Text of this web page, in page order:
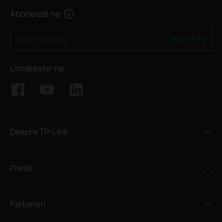
Abonează-te
Urmărește-ne
Despre TP-Link
Presă
Parteneri